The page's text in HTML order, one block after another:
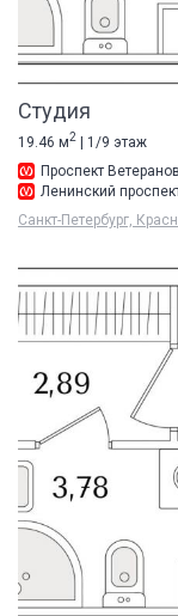
Студия
19.46 м2 | 1/9 этаж
Проспект Ветеранов
Ленинский
Санкт-Петербург,